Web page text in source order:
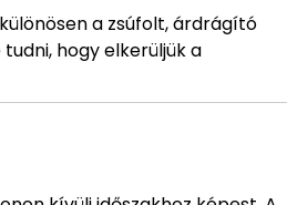
a zsúfolt, árdrágító
hogy elkerüljük a